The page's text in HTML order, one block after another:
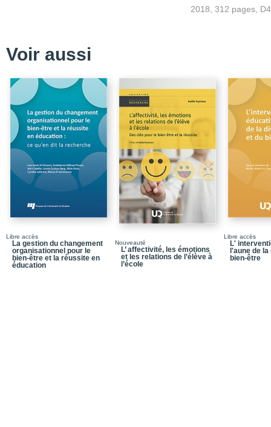
Un choix : une
Aperçu des chapitres
PARTIE 1 /
RÉFLÉCHIR SUR LA
Chapitre 1 / Faire
Chapitre 2 /
situation de travail et
professionnelle au
PARTIE 2 /
DE L’ALTERNANCE
Chapitre 4 /
l’entrepreneuriat
2018, 312 pages,
Voir aussi
Libre accès
La gestion du changement
organisationnel pour le
bien-être et la réussite en
éducation
Nouveauté
L’ affectivité, les émotions
et les relations de l’élève à
l’école
Libre accès
L'
l'aune de
bien-être